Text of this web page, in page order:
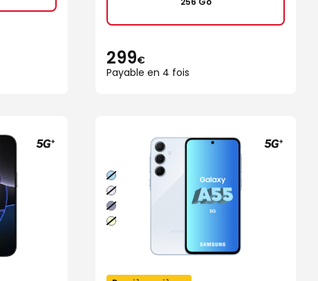
299€
Payable en 4 fois
Bleu
Lilas
Bleu
nuit
Lime